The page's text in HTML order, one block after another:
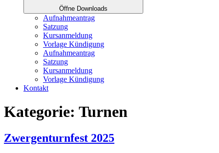
Öffne Downloads
Aufnahmeantrag
Satzung
Kursanmeldung
Vorlage Kündigung
Aufnahmeantrag
Satzung
Kursanmeldung
Vorlage Kündigung
Kontakt
Kategorie: Turnen
Zwergenturnfest 2025